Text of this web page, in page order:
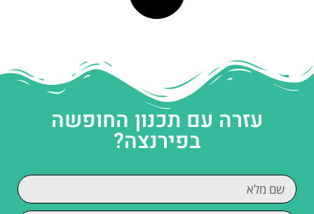
עזרה עם תכנון החופשה
בפירנצה?